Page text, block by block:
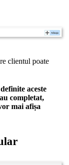
clientul poate
aceste
completat,
mai afișa